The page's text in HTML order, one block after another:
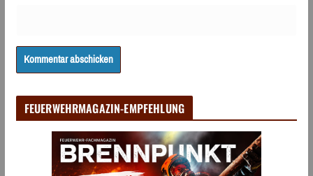
FEUERWEHRMAGAZIN-EMPFEHLUNG